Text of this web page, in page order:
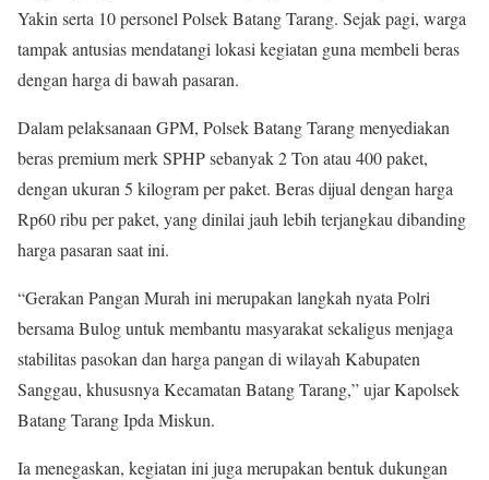
Yakin serta 10 personel Polsek Batang Tarang. Sejak pagi, warga
tampak antusias mendatangi lokasi kegiatan guna membeli beras
dengan harga di bawah pasaran.
Dalam pelaksanaan GPM, Polsek Batang Tarang menyediakan
beras premium merk SPHP sebanyak 2 Ton atau 400 paket,
dengan ukuran 5 kilogram per paket. Beras dijual dengan harga
Rp60 ribu per paket, yang dinilai jauh lebih terjangkau dibanding
harga pasaran saat ini.
“Gerakan Pangan Murah ini merupakan langkah nyata Polri
bersama Bulog untuk membantu masyarakat sekaligus menjaga
stabilitas pasokan dan harga pangan di wilayah Kabupaten
Sanggau, khususnya Kecamatan Batang Tarang,” ujar Kapolsek
Batang Tarang Ipda Miskun.
Ia menegaskan, kegiatan ini juga merupakan bentuk dukungan